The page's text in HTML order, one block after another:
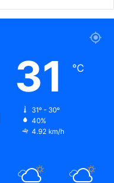
31 ℃
31º - 30º
40%
4.92 km/h